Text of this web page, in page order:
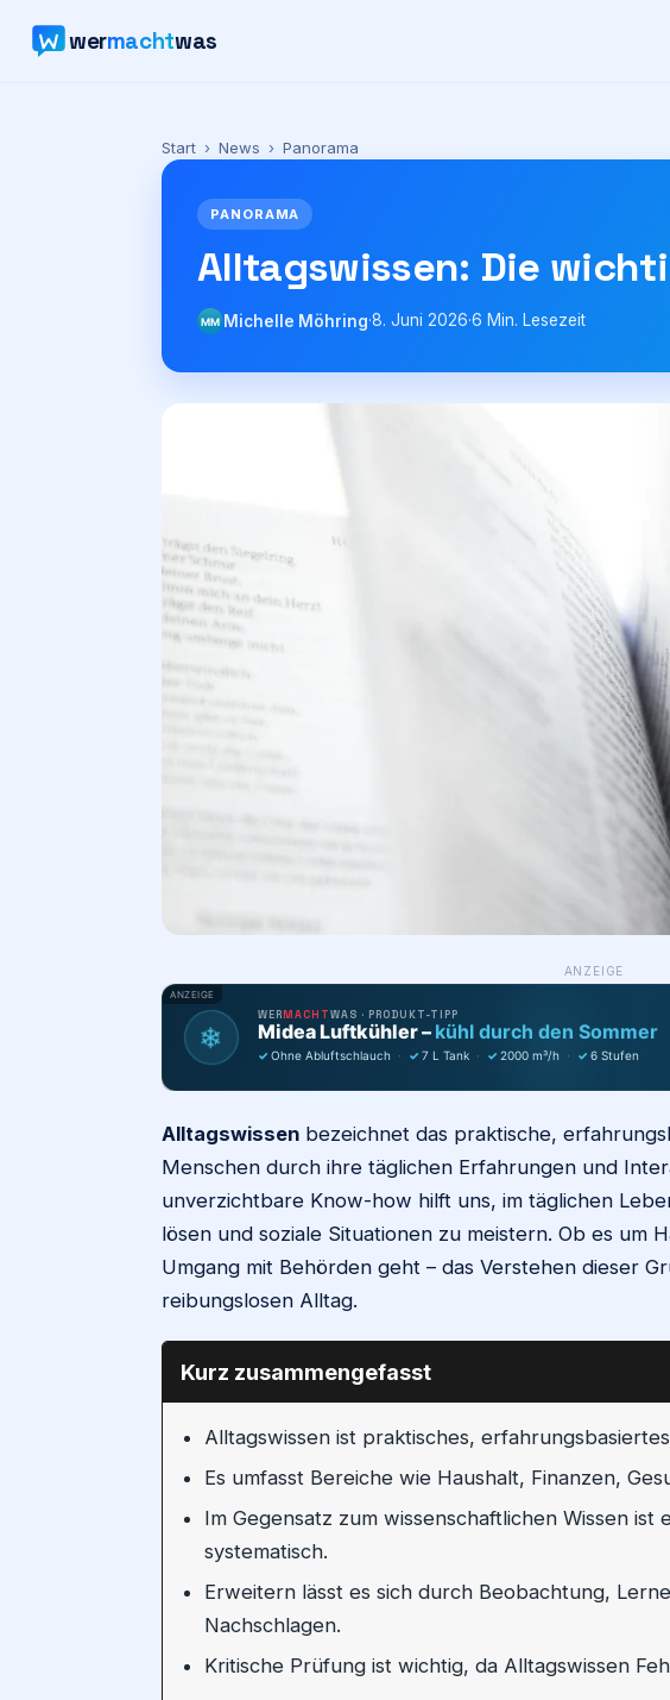
wermachtwas
Start › News › Panorama
PANORAMA
Alltagswissen: Die
MM Michelle Möhring·8. Juni 2026·6 Min. Lesezeit
ANZEIGE
ANZEIGE
❄
WERMACHTWAS · PRODUKT-TIPP
Midea Luftkühler – kühl durch den Sommer
✓ Ohne Abluftschlauch · ✓ 7 L Tank · ✓ 2000 m³/h · ✓ 6 Stufen
Alltagswissen bezeichnet das praktische,
Menschen durch ihre täglichen Erfahrungen und
unverzichtbare Know-how hilft uns, im täglichen
lösen und soziale Situationen zu meistern. Ob es um
Umgang mit Behörden geht – das Verstehen dieser
reibungslosen Alltag.
Kurz zusammengefasst
Alltagswissen ist praktisches,
Es umfasst Bereiche wie Haushalt, Finanzen,
Im Gegensatz zum wissenschaftlichen Wissen
systematisch.
Erweitern lässt es sich durch Beobachtung,
Nachschlagen.
Kritische Prüfung ist wichtig, da Alltagswissen